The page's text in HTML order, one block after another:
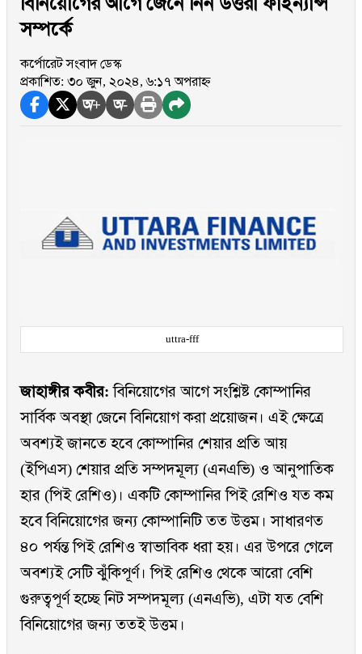
সম্পর্কে
কর্পোরেট সংবাদ ডেস্ক
প্রকাশিত: ৩০ জুন, ২০২৪, ৬:১৭ অপরাহ্ন
অ+ অ-
uttra-fff
জাহাঙ্গীর কবীর: বিনিয়োগের আগে সংশ্লিষ্ট কোম্পানির
সার্বিক অবস্থা জেনে বিনিয়োগ করা প্রয়োজন। এই ক্ষেত্রে
অবশ্যই জানতে হবে কোম্পানির শেয়ার প্রতি আয়
(ইপিএস) শেয়ার প্রতি সম্পদমূল্য (এনএভি) ও আনুপাতিক
হার (পিই রেশিও)। একটি কোম্পানির পিই রেশিও যত কম
হবে বিনিয়োগের জন্য কোম্পানিটি তত উত্তম। সাধারণত
৪০ পর্যন্ত পিই রেশিও স্বাভাবিক ধরা হয়। এর উপরে গেলে
অবশ্যই সেটি ঝুঁকিপূর্ণ। পিই রেশিও থেকে আরো বেশি
গুরুত্বপূর্ণ হচ্ছে নিট সম্পদমূল্য (এনএভি), এটা যত বেশি
বিনিয়োগের জন্য ততই উত্তম।